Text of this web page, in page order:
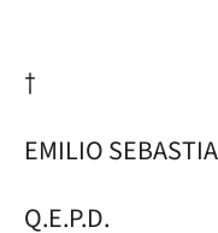
†
EMILIO
Q.E.P.D.